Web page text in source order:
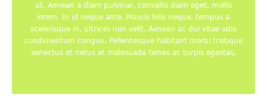
ut. Aenean a diam pulvinar, convallis diam eget, mollis
lorem. In id neque ante. Mauris felis neque, tempus a
scelerisque in, ultrices non velit. Aenean ac dui vitae odio
condimentum congue. Pellentesque habitant morbi tristique
senectus et netus et malesuada fames ac turpis egestas.